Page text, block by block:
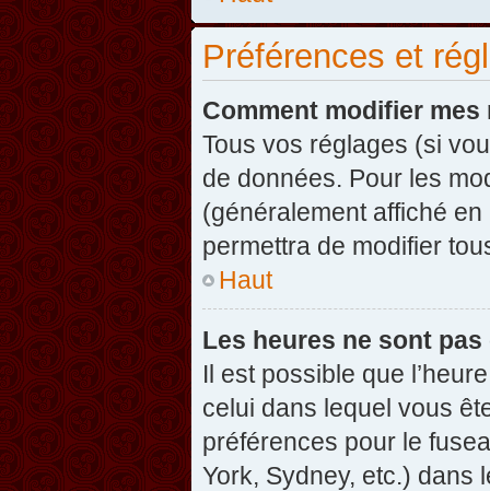
Préférences et
Comment modifier mes
Tous vos réglages (si
de données. Pour les
(généralement affiché
permettra de modifier
Haut
Les heures ne sont
Il est possible que
celui dans lequel vous
préférences pour le
York, Sydney, etc.) dans